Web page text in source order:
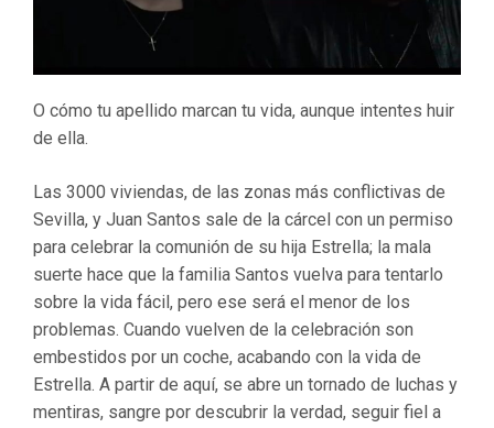
O cómo tu apellido marcan tu vida, aunque intentes huir
de ella.
Las 3000 viviendas, de las zonas más conflictivas de
Sevilla, y Juan Santos sale de la cárcel con un permiso
para celebrar la comunión de su hija Estrella; la mala
suerte hace que la familia Santos vuelva para tentarlo
sobre la vida fácil, pero ese será el menor de los
problemas. Cuando vuelven de la celebración son
embestidos por un coche, acabando con la vida de
Estrella. A partir de aquí, se abre un tornado de luchas y
mentiras, sangre por descubrir la verdad, seguir fiel a